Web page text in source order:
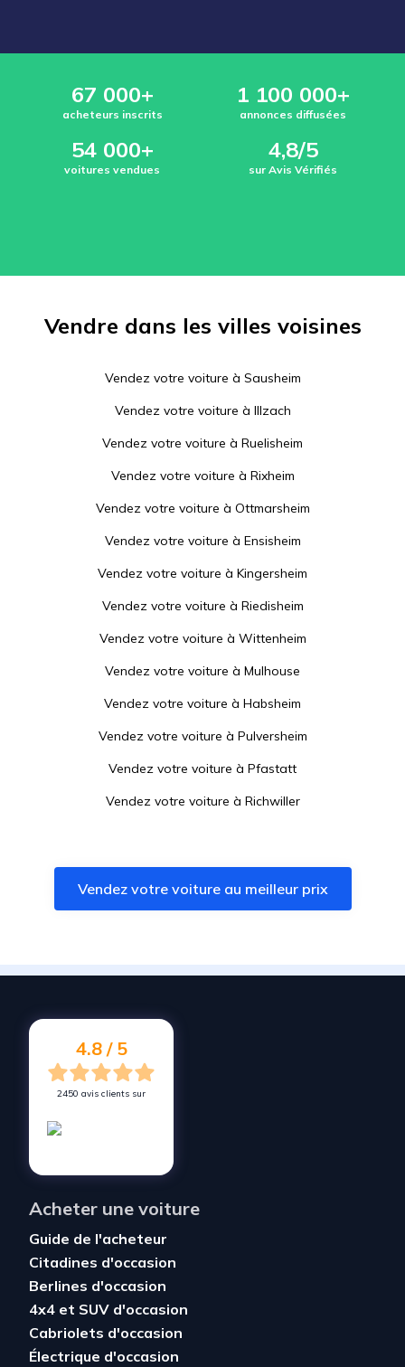
67 000+
acheteurs inscrits
1 100 000+
annonces diffusées
54 000+
voitures vendues
4,8/5
sur Avis Vérifiés
Vendre dans les villes voisines
Vendez votre voiture à Sausheim
Vendez votre voiture à Illzach
Vendez votre voiture à Ruelisheim
Vendez votre voiture à Rixheim
Vendez votre voiture à Ottmarsheim
Vendez votre voiture à Ensisheim
Vendez votre voiture à Kingersheim
Vendez votre voiture à Riedisheim
Vendez votre voiture à Wittenheim
Vendez votre voiture à Mulhouse
Vendez votre voiture à Habsheim
Vendez votre voiture à Pulversheim
Vendez votre voiture à Pfastatt
Vendez votre voiture à Richwiller
Vendez votre voiture àLutterbach
Vendez votre voiture à Brunstatt-Didenheim
Vendez votre voiture à
Vendez votre voiture au meilleur prix
4.8 / 5
2450 avis clients sur
Acheter une voiture
Guide de l'acheteur
Citadines d'occasion
Berlines d'occasion
4x4 et SUV d'occasion
Cabriolets d'occasion
Électrique d'occasion